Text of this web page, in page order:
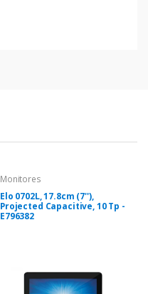
Monitores
Elo 0702L, 17.8cm (7''),
Projected Capacitive, 10 Tp -
E796382